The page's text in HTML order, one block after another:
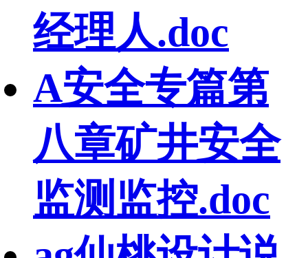
经理人.doc
A安全专篇第
八章矿井安全
监测监控.doc